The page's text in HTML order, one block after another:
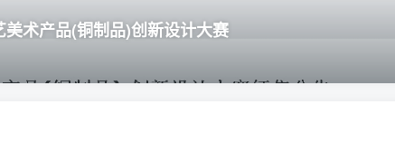
术产品(铜制品)创新设计大赛